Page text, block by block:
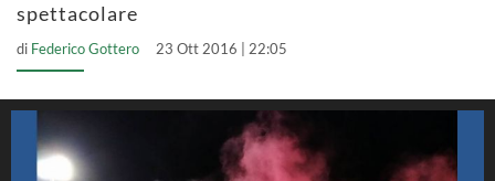
spettacolare
di Federico Gottero 23 Ott 2016 | 22:05